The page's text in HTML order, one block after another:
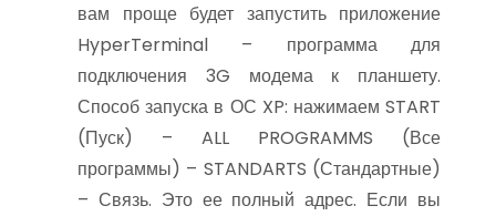
вам проще будет запустить приложение
HyperTerminal – программа для
подключения 3G модема к планшету.
Способ запуска в ОС XP: нажимаем START
(Пуск) – ALL PROGRAMMS (Все
программы) – STANDARTS (Стандартные)
– Связь. Это ее полный адрес. Если вы